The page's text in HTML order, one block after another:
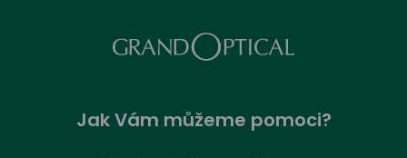
Jak Vám můžeme pomoci?